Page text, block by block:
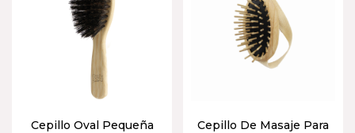
Cepillo Oval Pequeña
Cepillo De Masaje Para